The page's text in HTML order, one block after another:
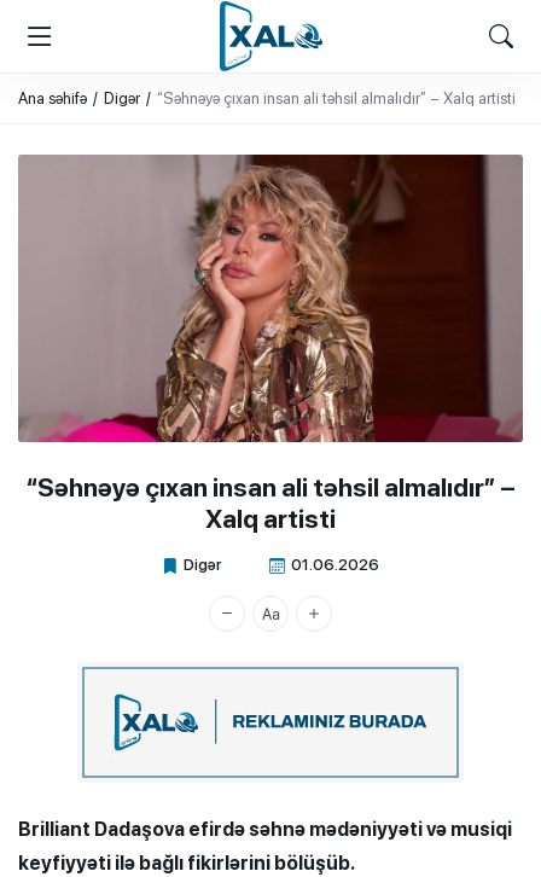
XALQ.ONLINE
ONLAYN PLATFORMA
Ana səhifə Digər “Səhnəyə çıxan insan ali təhsil almalıdır” – Xalq artisti
“Səhnəyə çıxan insan ali təhsil almalıdır” –
Xalq artisti
Digər 01.06.2026
Xalq.Online
Brilliant Dadaşova efirdə səhnə mədəniyyəti və musiqi
keyfiyyəti ilə bağlı fikirlərini bölüşüb.